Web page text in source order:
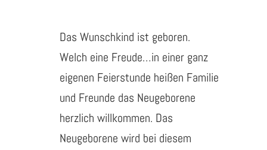
Das Wunschkind ist geboren.
Welch eine Freude…in einer ganz
eigenen Feierstunde heißen Familie
und Freunde das Neugeborene
herzlich willkommen. Das
Neugeborene wird bei diesem